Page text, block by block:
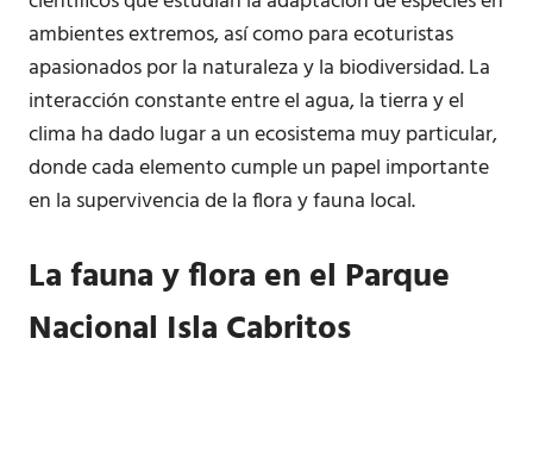
ambientes extremos, así como para ecoturistas
apasionados por la naturaleza y la biodiversidad. La
interacción constante entre el agua, la tierra y el
clima ha dado lugar a un ecosistema muy particular,
donde cada elemento cumple un papel importante
en la supervivencia de la flora y fauna local.
La fauna y flora en el Parque
Nacional Isla Cabritos